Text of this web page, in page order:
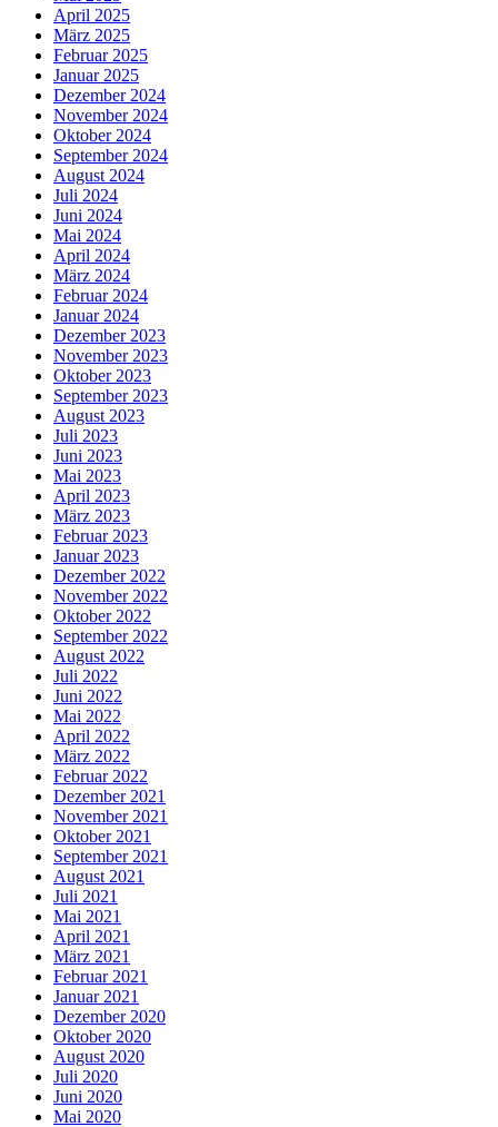
April 2025
März 2025
Februar 2025
Januar 2025
Dezember 2024
November 2024
Oktober 2024
September 2024
August 2024
Juli 2024
Juni 2024
Mai 2024
April 2024
März 2024
Februar 2024
Januar 2024
Dezember 2023
November 2023
Oktober 2023
September 2023
August 2023
Juli 2023
Juni 2023
Mai 2023
April 2023
März 2023
Februar 2023
Januar 2023
Dezember 2022
November 2022
Oktober 2022
September 2022
August 2022
Juli 2022
Juni 2022
Mai 2022
April 2022
März 2022
Februar 2022
Dezember 2021
November 2021
Oktober 2021
September 2021
August 2021
Juli 2021
Mai 2021
April 2021
März 2021
Februar 2021
Januar 2021
Dezember 2020
Oktober 2020
August 2020
Juli 2020
Juni 2020
Mai 2020